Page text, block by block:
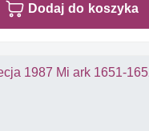
Dodaj do koszyka